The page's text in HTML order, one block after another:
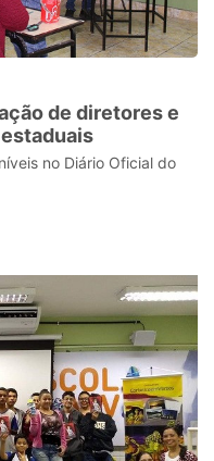
de diretores e
no Diário Oficial do